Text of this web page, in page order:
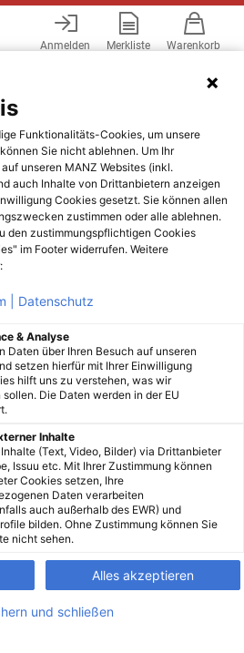
Anmelden Merkliste Warenkorb
Funktionalitäts-Cookies, um unsere
Sie nicht ablehnen. Um Ihr
unseren MANZ Websites (inkl.
auch Inhalte von Drittanbietern anzeigen
Cookies gesetzt. Sie können allen
zustimmen oder alle ablehnen.
den zustimmungspflichtigen Cookies
im Footer widerrufen. Weitere
| Datenschutz
& Analyse
Daten über Ihren Besuch auf unseren
setzen hierfür mit Ihrer Einwilligung
hilft uns zu verstehen, was wir
Die Daten werden in der EU
Inhalte
(Text, Video, Bilder) via Drittanbieter
Issuu etc. Mit Ihrer Zustimmung können
Cookies setzen, Ihre
Daten verarbeiten
auch außerhalb des EWR) und
bilden. Ohne Zustimmung können Sie
nicht sehen.
Alles akzeptieren
und schließen